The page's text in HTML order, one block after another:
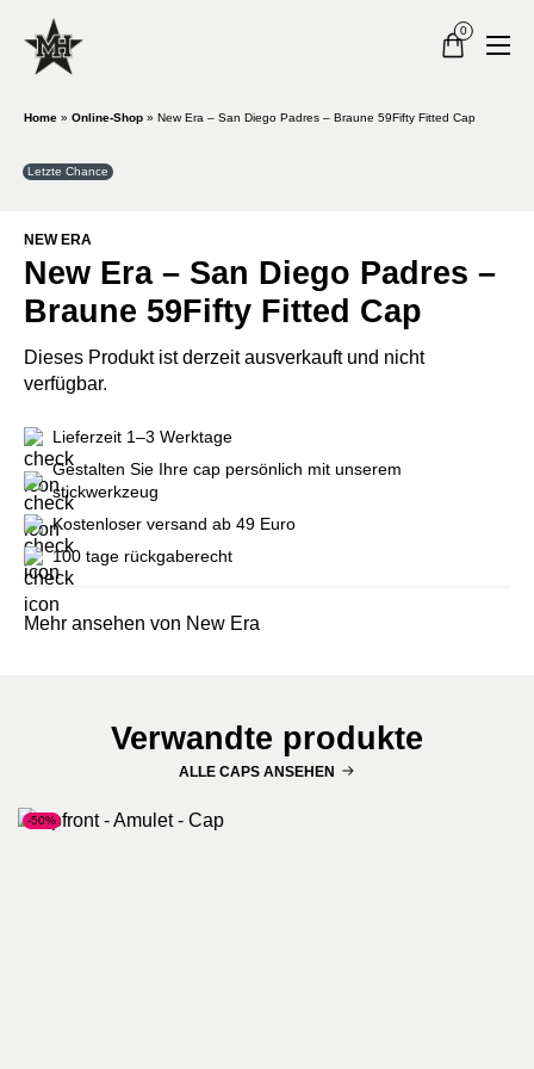
0
Home » Online-Shop » New Era – San Diego Padres – Braune 59Fifty Fitted Cap
Letzte Chance
NEW ERA
New Era – San Diego Padres –
Braune 59Fifty Fitted Cap
Dieses Produkt ist derzeit ausverkauft und nicht
verfügbar.
Lieferzeit 1–3 Werktage
Gestalten Sie Ihre cap persönlich mit unserem
stickwerkzeug
Kostenloser versand ab 49 Euro
100 tage rückgaberecht
Mehr ansehen von New Era
Verwandte produkte
ALLE CAPS ANSEHEN
-50%